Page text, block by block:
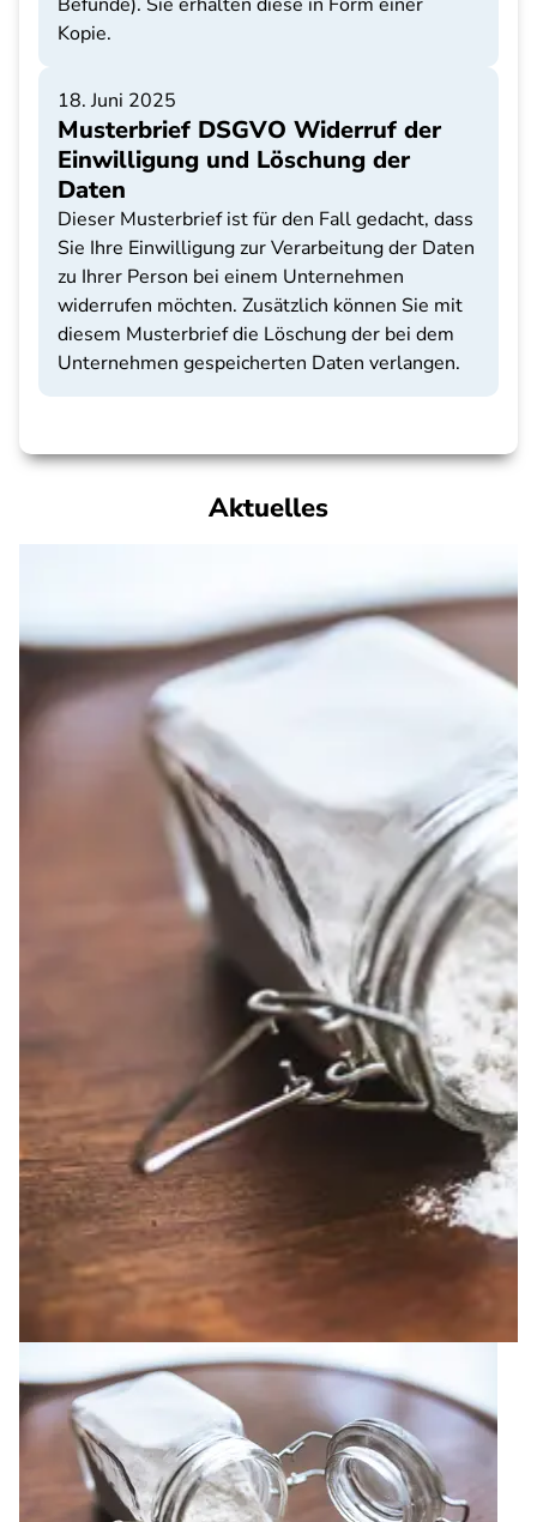
Kopie.
18. Juni 2025
Musterbrief DSGVO Widerruf der
Einwilligung und Löschung der
Daten
Dieser Musterbrief ist für den Fall gedacht, dass
Sie Ihre Einwilligung zur Verarbeitung der Daten
zu Ihrer Person bei einem Unternehmen
widerrufen möchten. Zusätzlich können Sie mit
diesem Musterbrief die Löschung der bei dem
Unternehmen gespeicherten Daten verlangen.
Aktuelles